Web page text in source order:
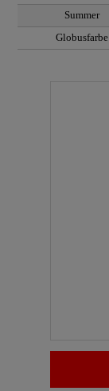
Summer
Globusfarbe